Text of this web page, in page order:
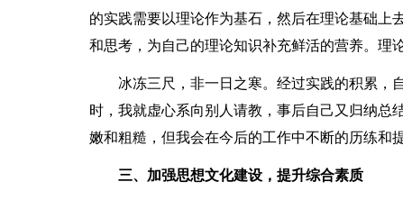
的实践需要以理论作为基石，然后在理论基础上
和思考，为自己的理论知识补充鲜活的营养。理
冰冻三尺，非一日之寒。经过实践的积累，
时，我就虚心系向别人请教，事后自己又归纳总
嫩和粗糙，但我会在今后的工作中不断的历练和提
三、加强思想文化建设，提升综合素质